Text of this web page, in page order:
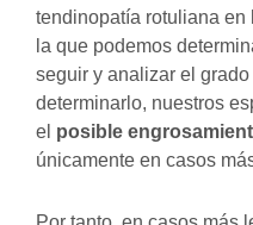
tendinopatía rotuliana en
la que podemos
seguir y analizar el
determinarlo, nuestros
el posible
únicamente en casos